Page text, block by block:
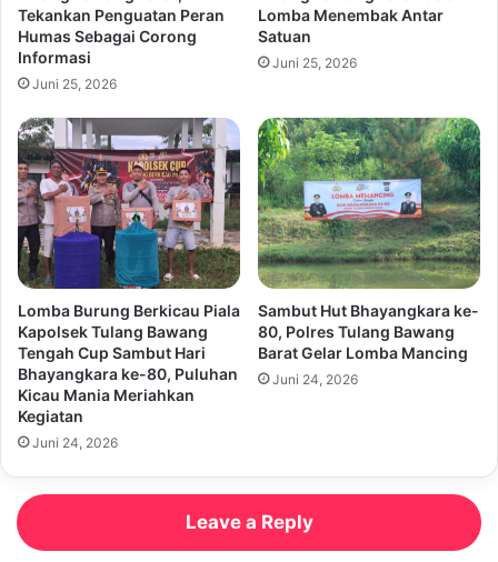
Tekankan Penguatan Peran
Humas Sebagai Corong
Informasi
Juni 25, 2026
Lomba Menembak Antar
Satuan
Juni 25, 2026
Lomba Burung Berkicau Piala
Kapolsek Tulang Bawang
Tengah Cup Sambut Hari
Bhayangkara ke-80, Puluhan
Kicau Mania Meriahkan
Kegiatan
Juni 24, 2026
Sambut Hut Bhayangkara ke-
80, Polres Tulang Bawang
Barat Gelar Lomba Mancing
Juni 24, 2026
Leave a Reply